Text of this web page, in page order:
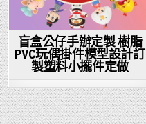
盲盒公仔手辦定製 樹脂
PVC玩偶掛件模型設計訂
製塑料小擺件定做